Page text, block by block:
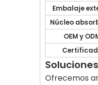
Embalaje
Núcleo
OEM y
Ofrecemos